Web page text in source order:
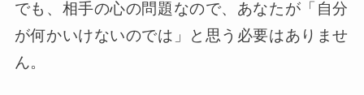
でも、相手の心の問題なので、あなたが「自分
が何かいけないのでは」と思う必要はありませ
ん。